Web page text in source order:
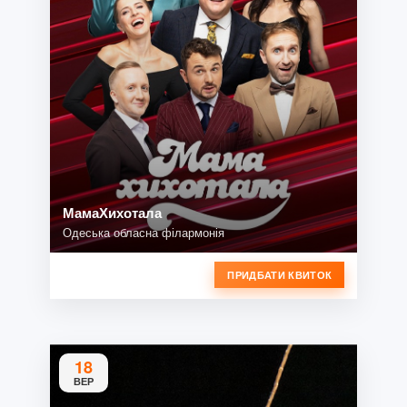
МамаХихотала
Одеська обласна філармонія
ПРИДБАТИ КВИТОК
18
ВЕР